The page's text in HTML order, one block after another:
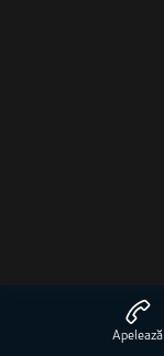
Apelează